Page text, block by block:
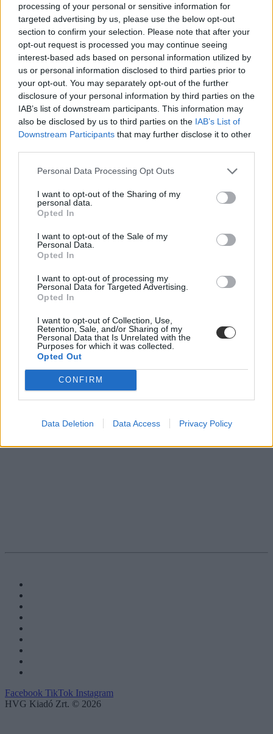
processing of your personal or sensitive information for
targeted advertising by us, please use the below opt-out
section to confirm your selection. Please note that after your
opt-out request is processed you may continue seeing
interest-based ads based on personal information utilized by
us or personal information disclosed to third parties prior to
your opt-out. You may separately opt-out of the further
disclosure of your personal information by third parties on the
IAB’s list of downstream participants. This information may
also be disclosed by us to third parties on the IAB’s List of
Downstream Participants that may further disclose it to other
Personal Data Processing Opt Outs
I want to opt-out of the Sharing of my
personal data.
Opted In
I want to opt-out of the Sale of my
Personal Data.
Opted In
I want to opt-out of processing my
Personal Data for Targeted Advertising.
Opted In
I want to opt-out of Collection, Use,
Retention, Sale, and/or Sharing of my
Personal Data that Is Unrelated with the
Purposes for which it was collected.
Opted Out
CONFIRM
Data Deletion Data Access Privacy Policy
#motiválás
Legyél kreatív, sebezhető, hozd ki magadból a
maximumot – ezeket a Ted-előadásokat kár lenne
kihagyni
A TED Talk-ok olyan videók, melyekben szakértők tartanak
előadásokat az oktatásról, az üzleti életről, a tudományról, a
technológiáról és a kreativitásról. Rengeteg ilyen előadás található
kikapcsolódás, tanulás vagy szórakozás gyanánt.
Campus life
Tornyos Kata
Szuper kezdeményezés: így motiválják a diákokat,
hogy végigcsinálják a tanévet
Különleges ajándékkal motiválják a diákokat a távoktatásban egy
Közoktatás
Facebook TikTok Instagram
HVG Kiadó Zrt. © 2026